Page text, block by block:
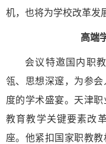
机，也将为学校改革发
高端
会议特邀国内职
瓴、思想深邃，为参
度的学术盛宴。天津
教育教学关键要素改
座。他紧扣国家职教